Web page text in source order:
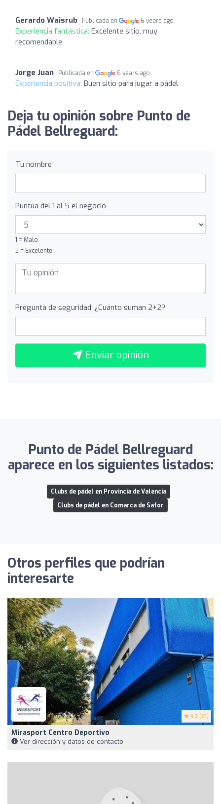
Gerardo Waisrub Publicada en 6 years ago
Experiencia fantástica: Excelente sitio, muy
recomendable
Jorge Juan Publicada en 6 years ago
Experiencia positiva: Buen sitio para jugar a pádel
Deja tu opinión sobre Punto de
Pádel Bellreguard:
Tu nombre
Puntúa del 1 al 5 el negocio
1 = Malo
5 = Excelente
Pregunta de seguridad: ¿Cuánto suman 2+2?
Enviar opinión
Punto de Pádel Bellreguard
aparece en los siguientes listados:
Clubs de pádel en Provincia de Valencia
Clubs de pádel en Comarca de Safor
Otros perfiles que podrían
interesarte
4.3 (18)
Mirasport Centro Deportivo
Ver dirección y datos de contacto